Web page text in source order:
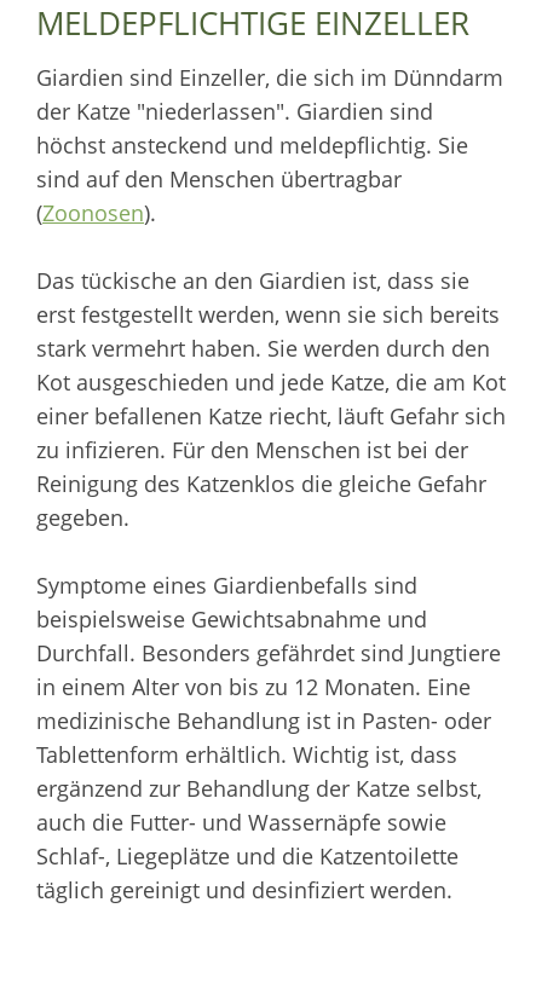
MELDEPFLICHTIGE EINZELLER
Giardien sind Einzeller, die sich im Dünndarm
der Katze "niederlassen". Giardien sind
höchst ansteckend und meldepflichtig. Sie
sind auf den Menschen übertragbar
(Zoonosen).
Das tückische an den Giardien ist, dass sie
erst festgestellt werden, wenn sie sich bereits
stark vermehrt haben. Sie werden durch den
Kot ausgeschieden und jede Katze, die am Kot
einer befallenen Katze riecht, läuft Gefahr sich
zu infizieren. Für den Menschen ist bei der
Reinigung des Katzenklos die gleiche Gefahr
gegeben.
Symptome eines Giardienbefalls sind
beispielsweise Gewichtsabnahme und
Durchfall. Besonders gefährdet sind Jungtiere
in einem Alter von bis zu 12 Monaten. Eine
medizinische Behandlung ist in Pasten- oder
Tablettenform erhältlich. Wichtig ist, dass
ergänzend zur Behandlung der Katze selbst,
auch die Futter- und Wassernäpfe sowie
Schlaf-, Liegeplätze und die Katzentoilette
täglich gereinigt und desinfiziert werden.